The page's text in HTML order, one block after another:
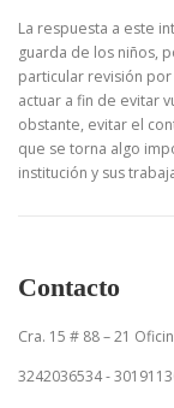
La respuesta a este
guarda de los niños,
particular revisión
actuar a fin de evitar
obstante, evitar el
que se torna algo
institución y sus
Contacto
Cra. 15 # 88 – 21
3242036534 -